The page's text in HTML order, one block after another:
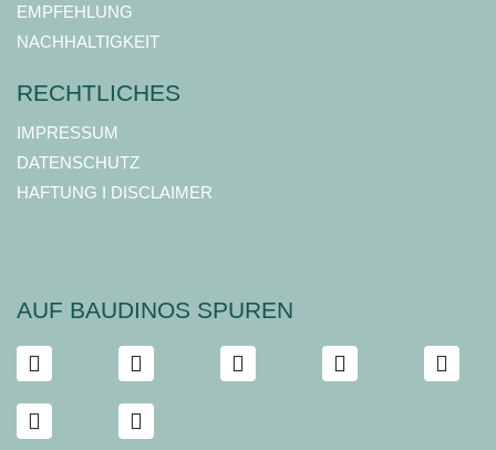
EMPFEHLUNG
NACHHALTIGKEIT
RECHTLICHES
IMPRESSUM
DATENSCHUTZ
HAFTUNG I DISCLAIMER
AUF BAUDINOS SPUREN